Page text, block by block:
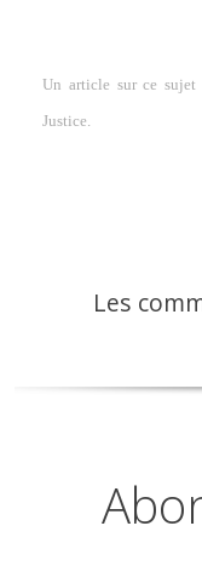
Un article sur ce
Justice.
Les